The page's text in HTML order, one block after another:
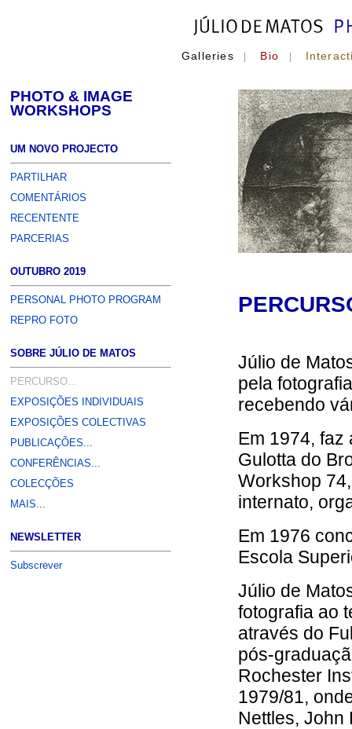
Galleries Bio
PHOTO & IMAGE
WORKSHOPS
UM NOVO PROJECTO
PARTILHAR
COMENTÁRIOS
RECENTENTE
PARCERIAS
OUTUBRO 2019
PERSONAL PHOTO PROGRAM
REPRO FOTO
SOBRE JÚLIO DE MATOS
PERCURSO...
EXPOSIÇÕES INDIVIDUAIS
EXPOSIÇÕES COLECTIVAS
PUBLICAÇÕES...
CONFERÊNCIAS...
COLECÇÕES
MAIS...
NEWSLETTER
Subscrever
Júlio de
pela
recebendo
Em 1974, faz
Gulotta do
Workshop
internato,
Em 1976
Escola
Júlio de
fotografia ao
através do
pós-
Rochester
1979/81,
Nettles, John